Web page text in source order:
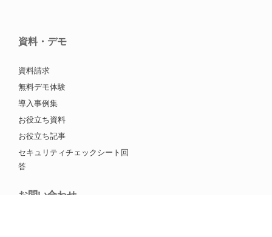
資料・デモ
資料請求
無料デモ体験
導入事例集
お役立ち資料
お役立ち記事
セキュリティチェックシート回
答
お問い合わせ